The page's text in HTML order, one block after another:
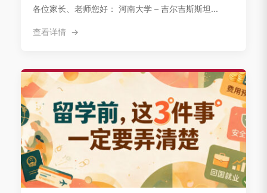
各位家长、老师您好： 河南大学 – 吉尔吉斯斯坦...
查看详情